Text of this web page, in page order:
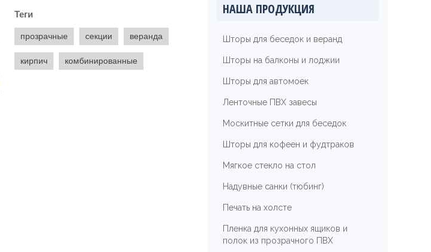
Теги
прозрачные секции веранда
кирпич комбинированные
НАША ПРОДУКЦИЯ
Шторы для беседок и веранд
Шторы на балконы и лоджии
Шторы для автомоек
Ленточные ПВХ завесы
Москитные сетки для беседок
Шторы для кофеен и фудтраков
Мягкое стекло на стол
Надувные санки (тюбинг)
Печать на холсте
Пленка для кухонных ящиков и
полок из прозрачного ПВХ